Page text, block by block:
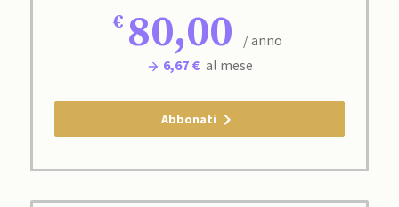
80,00
/ anno
6,67 € al mese
Abbonati